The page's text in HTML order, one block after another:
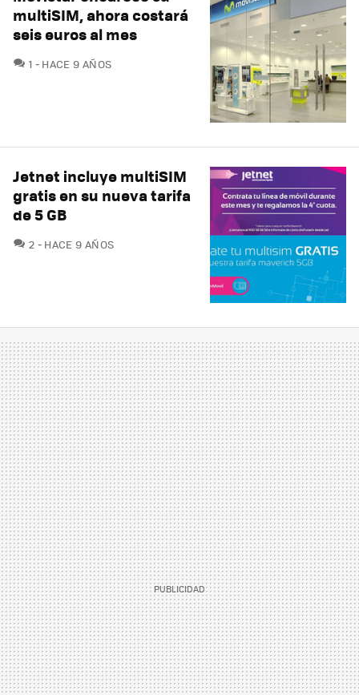
multiSIM, ahora costará
seis euros al mes
1 COMENTARIOS
HACE 9 AÑOS
Jetnet incluye multiSIM
gratis en su nueva tarifa
de 5 GB
2 COMENTARIOS
HACE 9 AÑOS